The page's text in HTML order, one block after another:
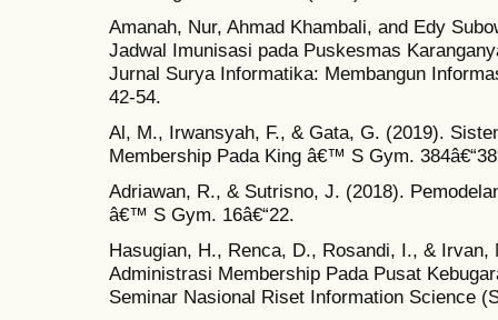
Amanah, Nur, Ahmad Khambali, and Edy
Jadwal Imunisasi pada Puskesmas
Jurnal Surya Informatika: Membangun
42-54.
Al, M., Irwansyah, F., & Gata, G. (2019).
Membership Pada King â€™ S Gym.
Adriawan, R., & Sutrisno, J. (2018).
â€™ S Gym. 16â€“22.
Hasugian, H., Renca, D., Rosandi, I., &
Administrasi Membership Pada Pusat
Seminar Nasional Riset Information Science